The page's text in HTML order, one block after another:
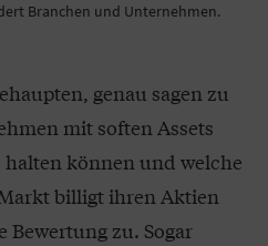
Branchen und Unternehmen.
genau sagen zu
mit soften Assets
können und welche
billigt ihren Aktien
zu. Sogar